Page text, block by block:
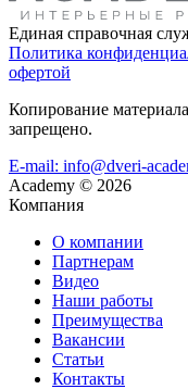
Единая справочная
Политика
офертой
Копирование
запрещено.
E-mail: info@dveri-
Academy © 2026
Компания
О компании
Партнерам
Видео
Наши работы
Преимущества
Вакансии
Статьи
Контакты